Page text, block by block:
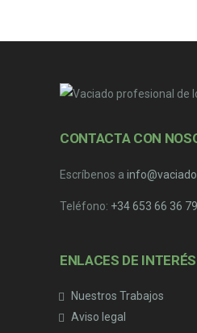
CONTACTA CON
Escríbenos a
Teléfono: +34 653 66 36 79
ENLACES DE INTERÉS
Nuestros Trabajos
Aviso legal